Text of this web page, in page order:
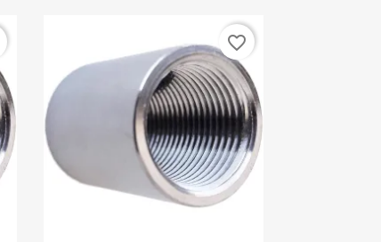
favorite_border